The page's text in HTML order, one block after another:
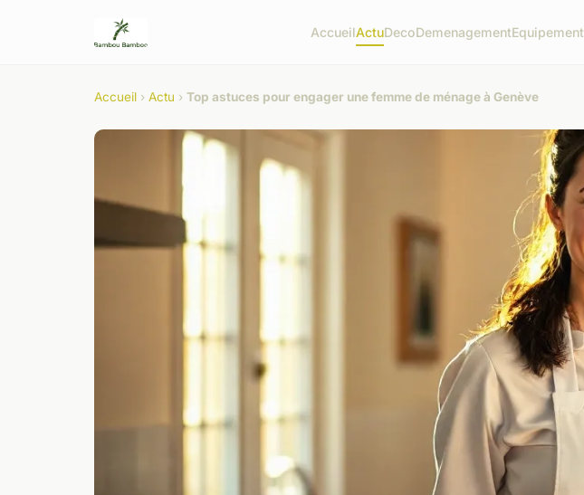
AccueilActuDecoDemenagementEquipement
Accueil › Actu › Top astuces pour engager une femme de ménage à Genève